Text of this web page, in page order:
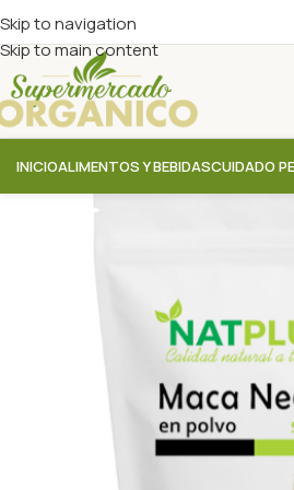
Skip to navigation
Skip to main content
INICIOALIMENTOS Y BEBIDASCUIDADO